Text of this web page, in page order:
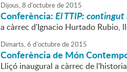
Dijous,8 d'octubrede2015
Conferència:El TTIP: contingut
a càrrec d'Ignacio Hurtado Rubio,
Dimarts,6 d'octubrede2015
Conferència de Món
Lliçó inaugural a càrrec de